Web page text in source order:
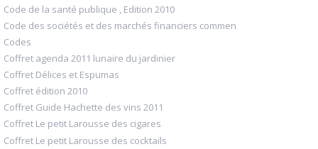
Code de la santé publique , Edition 2010
Code des sociétés et des marchés financiers commen
Codes
Coffret agenda 2011 lunaire du jardinier
Coffret Délices et Espumas
Coffret édition 2010
Coffret Guide Hachette des vins 2011
Coffret Le petit Larousse des cigares
Coffret Le petit Larousse des cocktails